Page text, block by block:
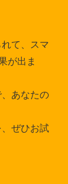
て、スマ
が出ま
あなたの
ぜひお試